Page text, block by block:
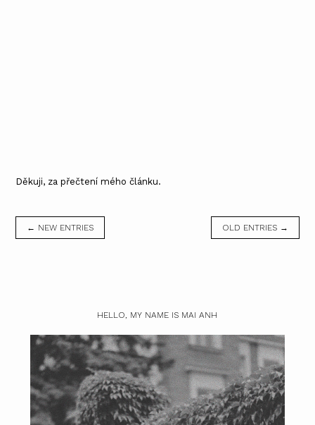
Děkuji, za přečtení mého článku.
← NEW ENTRIES OLD ENTRIES →
HELLO, MY NAME IS MAI ANH